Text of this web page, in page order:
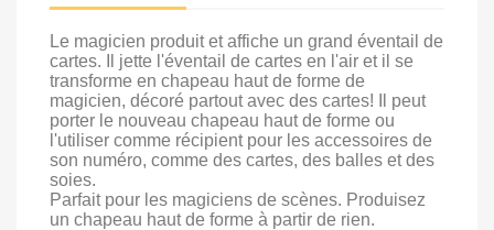
Le magicien produit et affiche un grand éventail de
cartes. Il jette l'éventail de cartes en l'air et il se
transforme en chapeau haut de forme de
magicien, décoré partout avec des cartes! Il peut
porter le nouveau chapeau haut de forme ou
l'utiliser comme récipient pour les accessoires de
son numéro, comme des cartes, des balles et des
soies.
Parfait pour les magiciens de scènes. Produisez
un chapeau haut de forme à partir de rien.